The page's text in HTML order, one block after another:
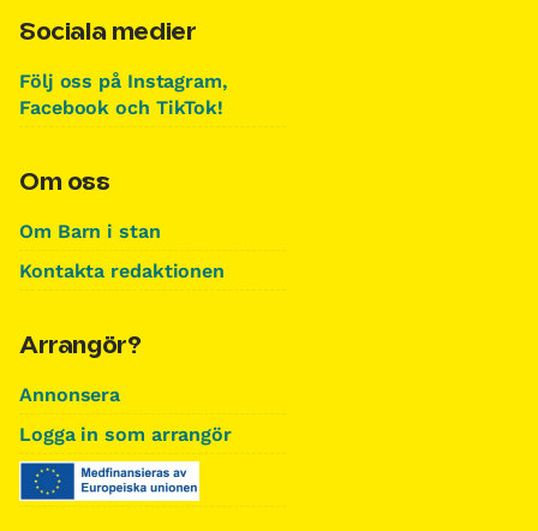
Sociala medier
Följ oss på Instagram,
Facebook och TikTok!
Om oss
Om Barn i stan
Kontakta redaktionen
Arrangör?
Annonsera
Logga in som arrangör